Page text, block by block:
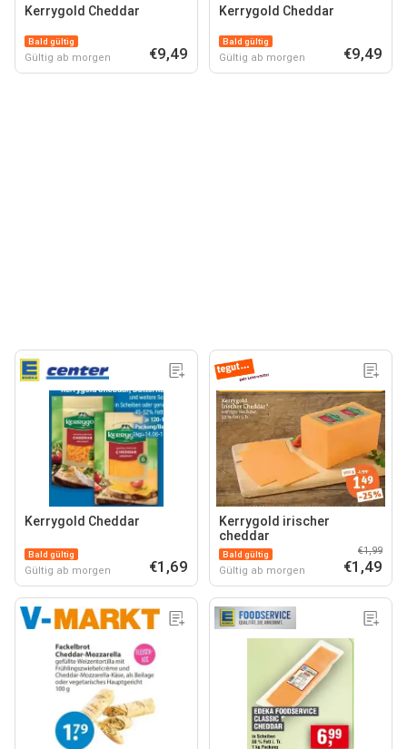
Kerrygold Cheddar
Bald gültig
Gültig ab morgen €9,49
Kerrygold Cheddar
Bald gültig
Gültig ab morgen €9,49
Kerrygold Cheddar
Bald gültig
Gültig ab morgen €1,69
Kerrygold irischer
cheddar
Bald gültig
Gültig ab morgen
€1,99
€1,49